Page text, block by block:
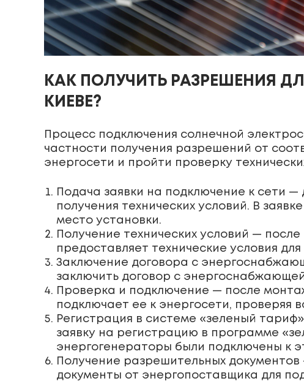
КАК ПОЛУЧИТЬ РАЗРЕШЕНИЯ
КИЕВЕ?
Процесс подключения солнечной
частности получения разрешений от
энергосети и пройти проверку
Подача заявки на подключение к сети
получения технических условий. В
место установки.
Получение технических условий —
предоставляет технические условия
Заключение договора с
заключить договор с
Проверка и подключение — после
подключает ее к энергосети, проверяя
Регистрация в системе «зеленый
заявку на регистрацию в программе
энергогенераторы были подключены к
Получение разрешительных
документы от энергопоставщика для